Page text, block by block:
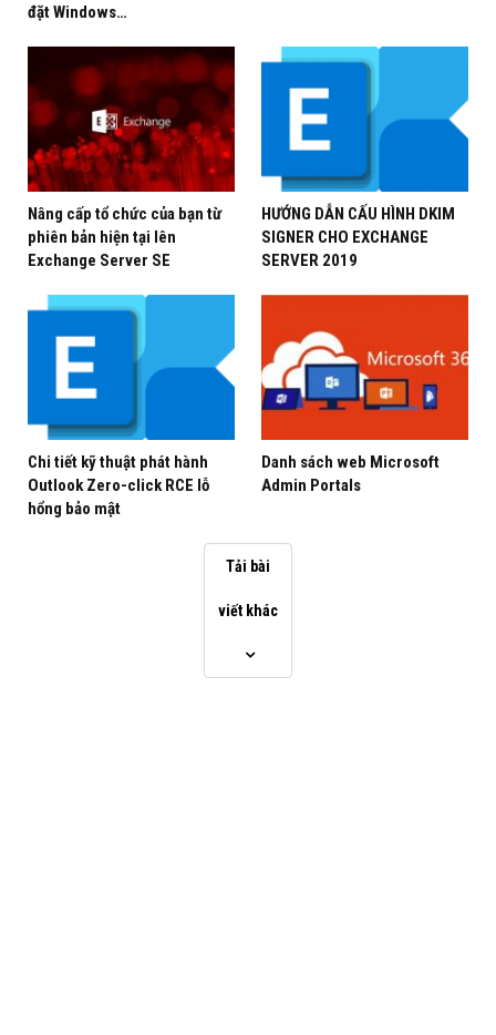
Backup cấu hình SQL của Veeam backup
Backup Cấu hình Veeam Backup Hiện tại
Download ISO Veeam Backup v11 link download,
Đăng ký tài khoản để download nhé.
https://www.veeam.com/backup-replication-
download.html
Các Bước Upgrade
Mount disk ISO run Setup.exe, theo wizard từng bước
thôi nhé
Chấp nhận điều khoản Veeam
đặt Windows…
Nâng cấp tổ chức của bạn từ
phiên bản hiện tại lên
Exchange Server SE
HƯỚNG DẪN CẤU HÌNH DKIM
SIGNER CHO EXCHANGE
SERVER 2019
Chi tiết kỹ thuật phát hành
Outlook Zero-click RCE lỗ
hổng bảo mật
Danh sách web Microsoft
Admin Portals
Tải bài
viết khác